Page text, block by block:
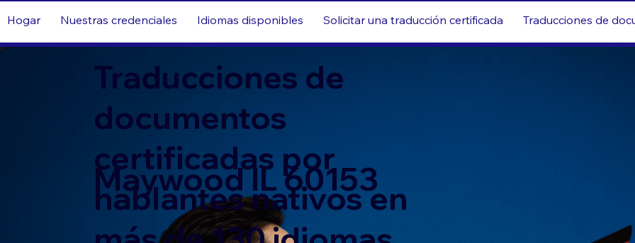
Hogar Nuestras credenciales Idiomas disponibles Solicitar una traducción certificada Traducciones de
Traducciones de
documentos
certificadas por
hablantes nativos en
Maywood IL 60153